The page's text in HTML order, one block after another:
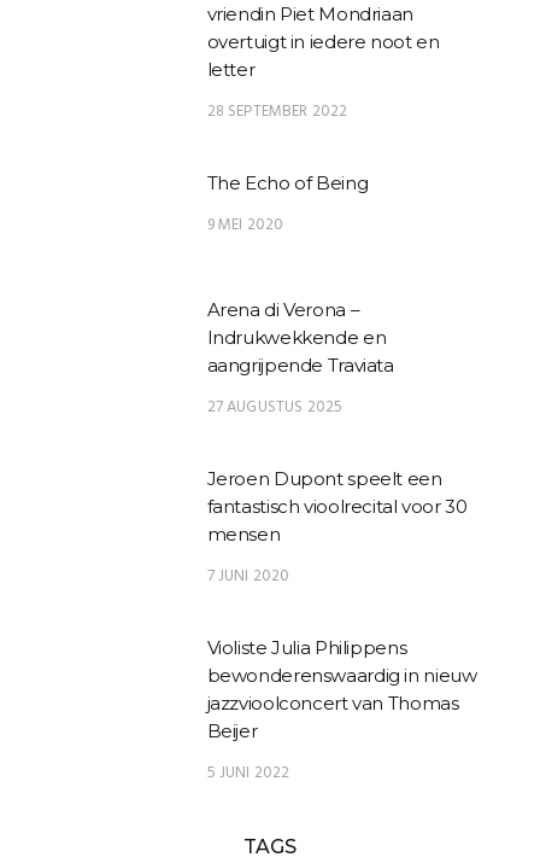
vriendin Piet Mondriaan
overtuigt in iedere noot en
letter
28 SEPTEMBER 2022
The Echo of Being
9 MEI 2020
Arena di Verona –
Indrukwekkende en
aangrijpende Traviata
27 AUGUSTUS 2025
Jeroen Dupont speelt een
fantastisch vioolrecital voor 30
mensen
7 JUNI 2020
Violiste Julia Philippens
bewonderenswaardig in nieuw
jazzvioolconcert van Thomas
Beijer
5 JUNI 2022
TAGS